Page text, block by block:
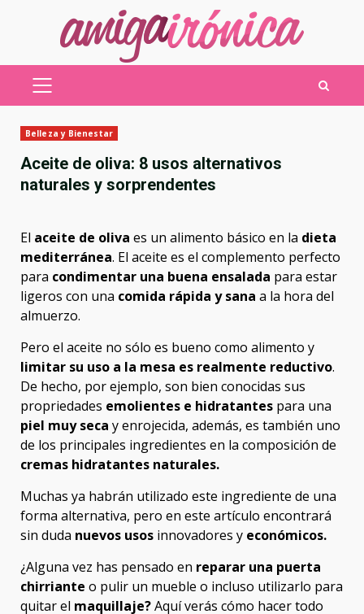
MENÚ
Belleza y Bienestar
Aceite de oliva: 8 usos alternativos
naturales y sorprendentes
El aceite de oliva es un alimento básico en la dieta
mediterránea. El aceite es el complemento perfecto
para condimentar una buena ensalada para estar
ligeros con una comida rápida y sana a la hora del
almuerzo.
Pero el aceite no sólo es bueno como alimento y
limitar su uso a la mesa es realmente reductivo.
De hecho, por ejemplo, son bien conocidas sus
propriedades emolientes e hidratantes para una
piel muy seca y enrojecida, además, es también uno
de los principales ingredientes en la composición de
cremas hidratantes naturales.
Muchas ya habrán utilizado este ingrediente de una
forma alternativa, pero en este artículo encontrará
sin duda nuevos usos innovadores y económicos.
¿Alguna vez has pensado en reparar una puerta
chirriante o pulir un mueble o incluso utilizarlo para
quitar el maquillaje?Aquí verás cómo hacer todo